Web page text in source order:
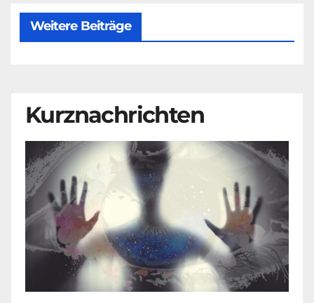
Weitere Beiträge
Kurznachrichten